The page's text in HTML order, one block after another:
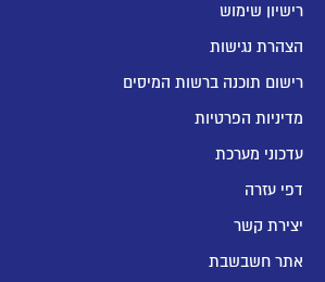
רישיון שימוש
הצהרת נגישות
רישום תוכנה ברשות המיסים
מדיניות הפרטיות
עדכוני מערכת
דפי עזרה
יצירת קשר
אתר חשבשבת